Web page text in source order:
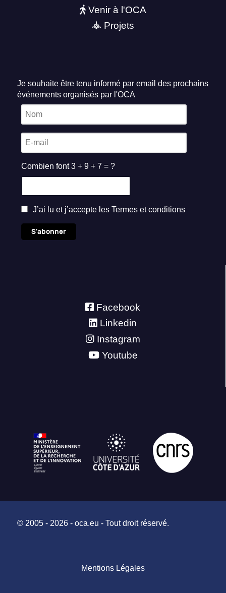
Venir à l'OCA
Projets
Je souhaite être tenu informé par email des prochains
événements organisés par l'OCA
Combien font 3 + 9 + 7 = ?
J’ai lu et j’accepte les Termes et conditions
S'abonner
Facebook
Linkedin
Instagram
Youtube
© 2005 - 2026 - oca.eu - Tout droit réservé.
Mentions Légales